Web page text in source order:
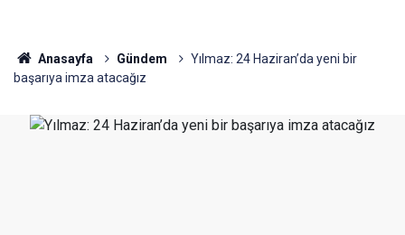
Anasayfa Gündem
Yılmaz: 24 Haziran’da yeni bir
başarıya imza atacağız